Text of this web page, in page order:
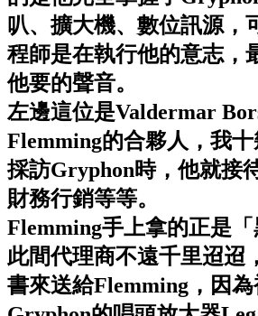
叭、擴大機、數位訊源，
程師是在執行他的意志，
他要的聲音。
左邊這位是Valdermar
Flemming的合夥人，我
採訪Gryphon時，他就接
財務行銷等等。
Flemming手上拿的正是「
此間代理商不遠千里迢迢
書來送給Flemming，因